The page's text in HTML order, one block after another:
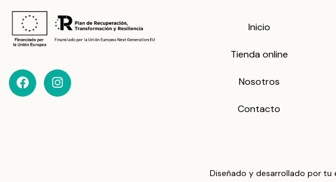
Inicio
Tienda online
Nosotros
Contacto
Diseñado y desarrollado por tu